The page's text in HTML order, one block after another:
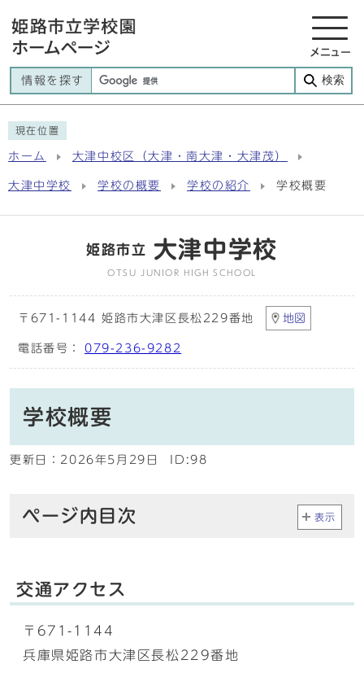
メニュー
情報を探す 検索
現在位置
ホーム 大津中校区（大津・南大津・大津茂）
大津中学校 学校の概要 学校の紹介 学校概要
姫路市立 大津中学校
OTSU JUNIOR HIGH SCHOOL
〒671-1144 姫路市大津区長松229番地 地図
電話番号： 079-236-9282
学校概要
更新日： 2026年5月29日 ID:98
ページ内目次 表示
交通アクセス
〒671-1144
兵庫県姫路市大津区長松229番地